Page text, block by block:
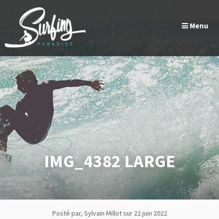
contenu
Menu
IMG_4382 LARGE
Posté par, Sylvain Millotsur 22 juin 2022
Panneau de gestion des cookies